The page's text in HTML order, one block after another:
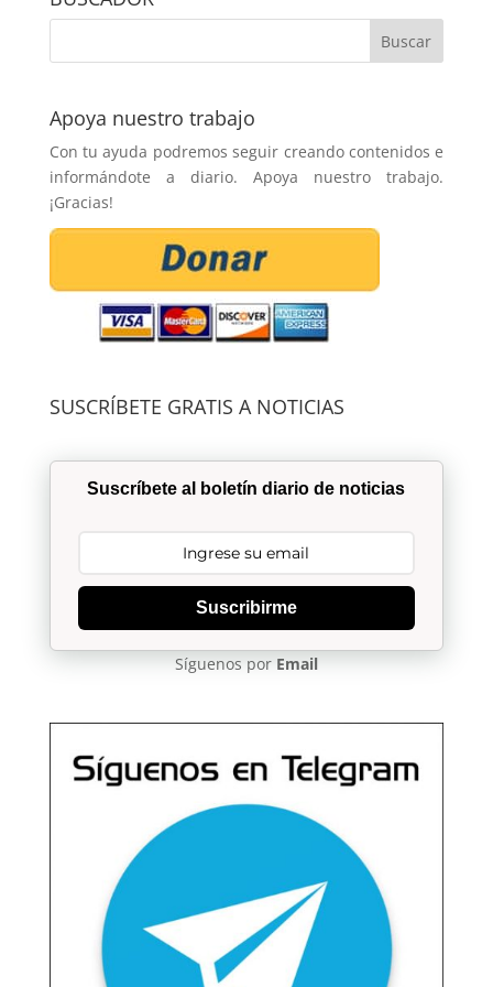
Apoya nuestro trabajo
Con tu ayuda podremos seguir creando contenidos e
informándote a diario. Apoya nuestro trabajo.
¡Gracias!
SUSCRÍBETE GRATIS A NOTICIAS
Suscríbete al boletín diario de noticias
Suscribirme
Síguenos por Email